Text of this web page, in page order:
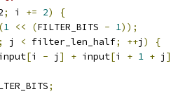
; i += 2)
{
(1 << (FILTER_BITS - 1));
; j < filter_len_half; ++j )
{
[i - j ] + input[i + 1 + j
;